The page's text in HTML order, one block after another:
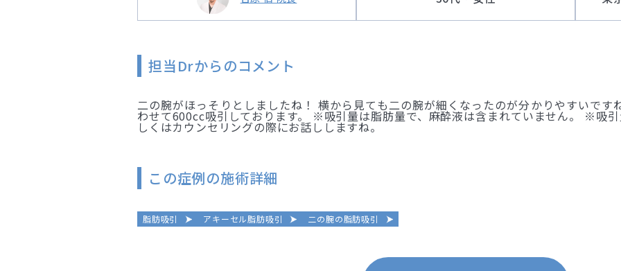
担当Drからのコメント
二の腕がほっそりとしましたね！ 横から見ても二の腕が細くなったのが分かりやすいです
わせて600cc吸引しております。 ※吸引量は脂肪量で、麻酔液は含まれていません。 ※吸
しくはカウンセリングの際にお話ししますね。
この症例の施術詳細
脂肪吸引 アキーセル脂肪吸引 二の腕の脂肪吸引